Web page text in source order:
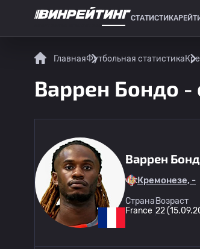
СТАТИСТИКА
ГлавнаяФутбольная статистика
Варрен Бондо -
Варрен
Кремонезе, -
Страна
France
Возраст
22